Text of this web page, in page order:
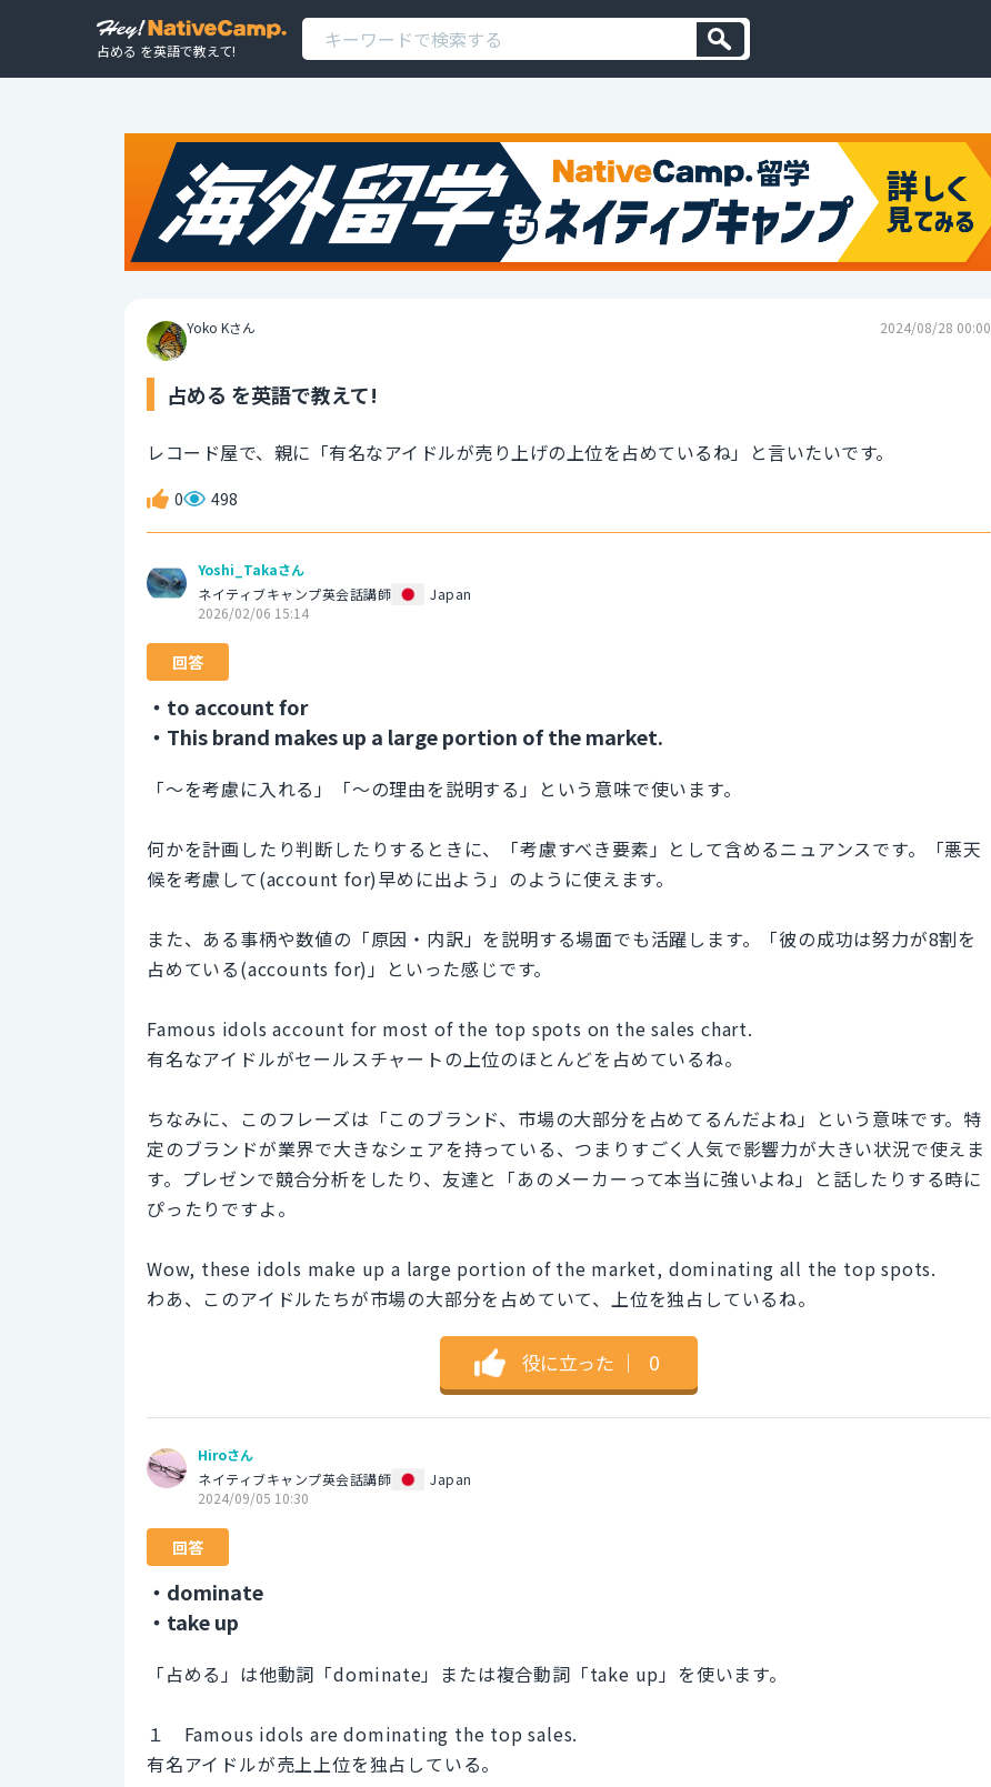
占める を英語で教えて!
Yoko Kさん 2024/08/28 00:00
占める を英語で教えて!
レコード屋で、親に「有名なアイドルが売り上げの上位を占めているね」と言いたいです。
0 498
Yoshi_Takaさん
ネイティブキャンプ英会話講師
Japan
2026/02/06 15:14
回答
・to account for
・This brand makes up a large portion of the market.
「〜を考慮に入れる」「〜の理由を説明する」という意味で使います。
何かを計画したり判断したりするときに、「考慮すべき要素」として含めるニュアンスです。「悪天
候を考慮して(account for)早めに出よう」のように使えます。
また、ある事柄や数値の「原因・内訳」を説明する場面でも活躍します。「彼の成功は努力が8割を
占めている(accounts for)」といった感じです。
Famous idols account for most of the top spots on the sales chart.
有名なアイドルがセールスチャートの上位のほとんどを占めているね。
ちなみに、このフレーズは「このブランド、市場の大部分を占めてるんだよね」という意味です。特
定のブランドが業界で大きなシェアを持っている、つまりすごく人気で影響力が大きい状況で使えま
す。プレゼンで競合分析をしたり、友達と「あのメーカーって本当に強いよね」と話したりする時に
ぴったりですよ。
Wow, these idols make up a large portion of the market, dominating all the top spots.
わあ、このアイドルたちが市場の大部分を占めていて、上位を独占しているね。
役に立った ｜ 0
Hiroさん
ネイティブキャンプ英会話講師
Japan
2024/09/05 10:30
回答
・dominate
・take up
「占める」は他動詞「dominate」または複合動詞「take up」を使います。
１ Famous idols are dominating the top sales.
有名アイドルが売上上位を独占している。